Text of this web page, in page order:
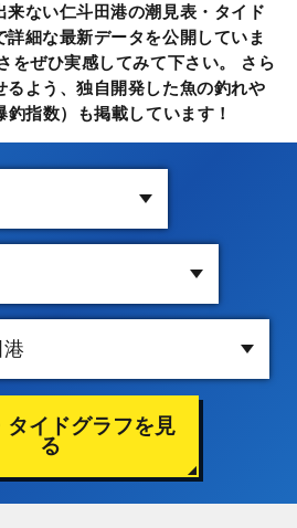
ない仁斗田港の潮見表・タイド
細な最新データを公開していま
をぜひ実感してみて下さい。 さら
るよう、独自開発した魚の釣れや
指数）も掲載しています！
タイドグラフを見
る